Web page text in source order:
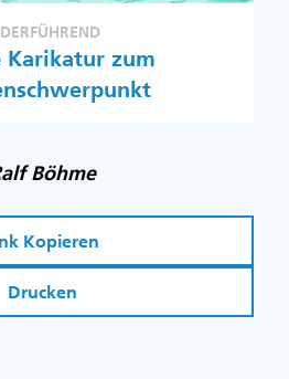
Karikatur zum
Böhme
Kopieren
Drucken